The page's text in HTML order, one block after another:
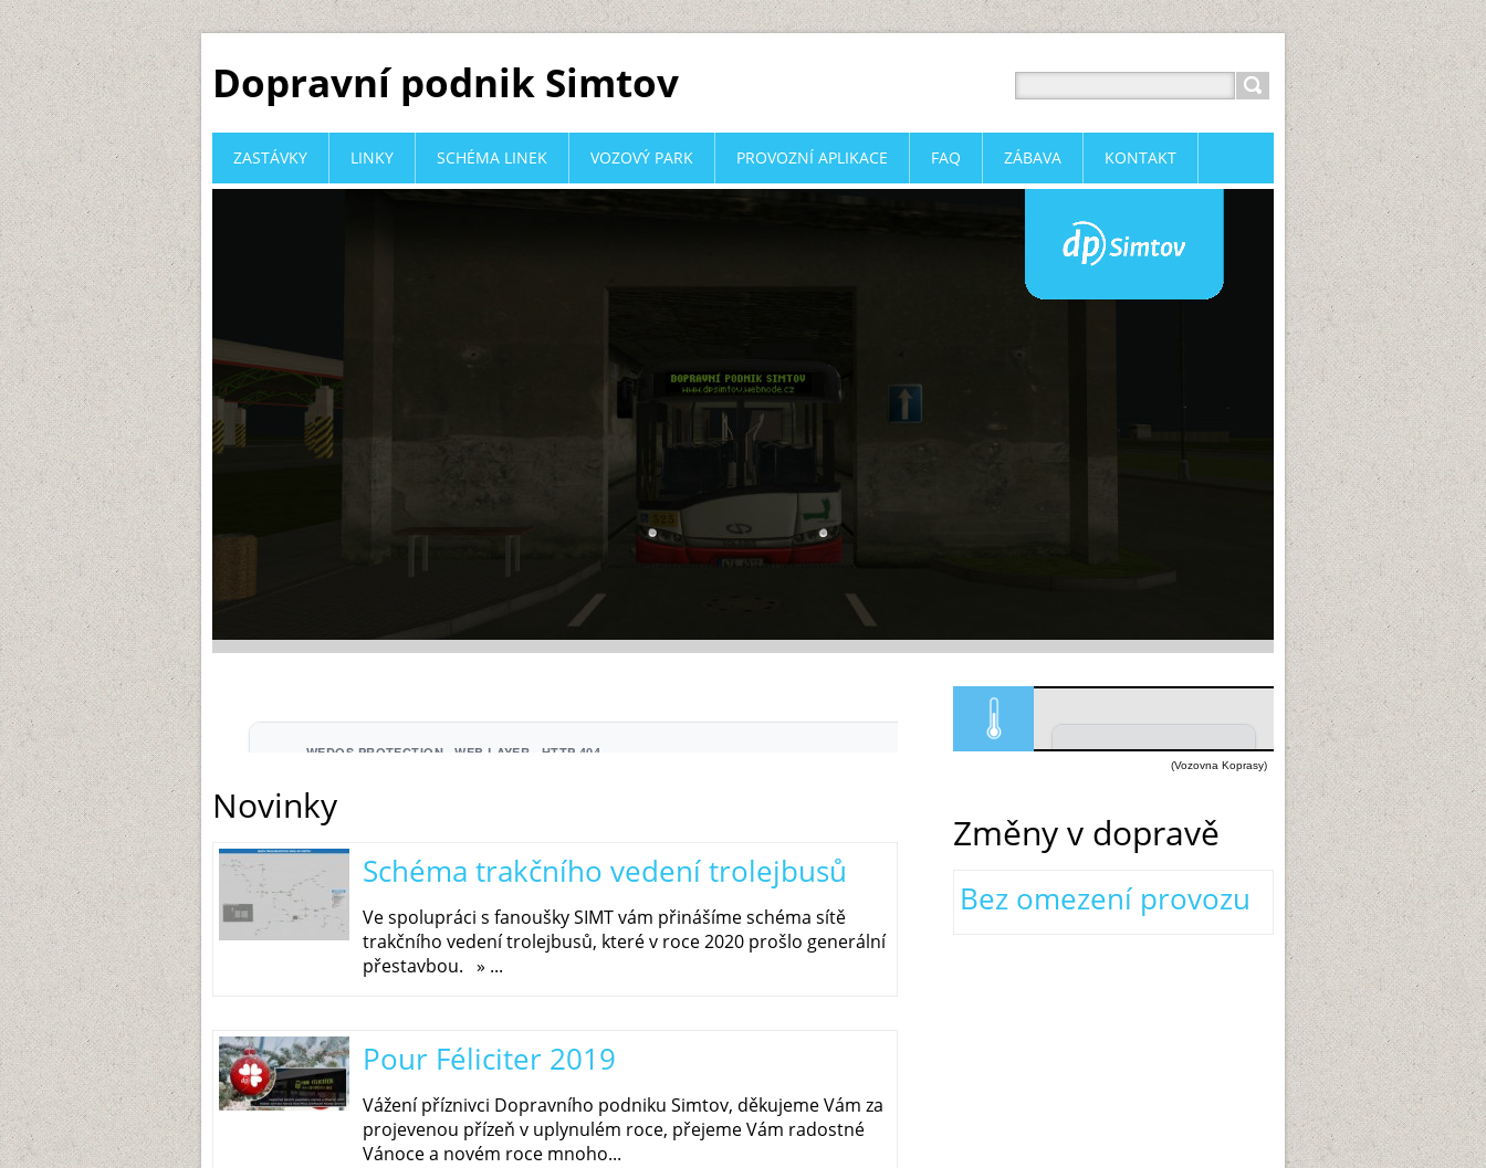
Dopravní podnik Simtov
Novinky
Schéma trakčního vedení trolejbusů
Ve spolupráci s fanoušky SIMT vám přinášíme schéma sítě
trakčního vedení trolejbusů, které v roce 2020 prošlo generální
přestavbou. » ...
Pour Féliciter 2019
Vážení příznivci Dopravního podniku Simtov, děkujeme Vám za
projevenou přízeň v uplynulém roce, přejeme Vám radostné
Vánoce a novém roce mnoho...
(Vozovna Koprasy)
Změny v dopravě
Bez omezení provozu
ZASTÁVKY LINKY SCHÉMA LINEK VOZOVÝ PARK PROVOZNÍ APLIKACE FAQ ZÁBAVA KONTAKT